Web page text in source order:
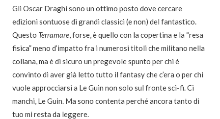
Gli Oscar Draghi sono un ottimo posto dove cercare
edizioni sontuose di grandi classici (e non) del fantastico.
Questo Terramare, forse, è quello con la copertina e la “resa
fisica” meno d’impatto fra i numerosi titoli che militano nella
collana, ma è di sicuro un pregevole spunto per chi è
convinto di aver già letto tutto il fantasy che c’era o per chi
vuole approcciarsi a Le Guin non solo sul fronte sci-fi. Ci
manchi, Le Guin. Ma sono contenta perché ancora tanto di
tuo mi resta da leggere.